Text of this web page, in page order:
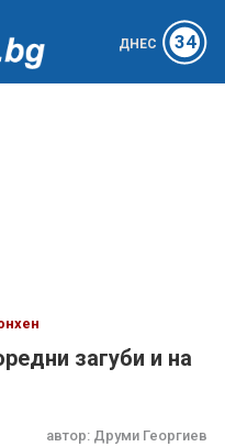
ДНЕС 34
загуби и на
автор: Друми Георгиев